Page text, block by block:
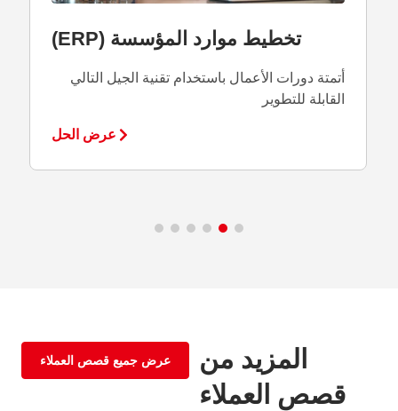
تخطيط موارد المؤسسة (ERP)
أتمتة دورات الأعمال باستخدام تقنية الجيل التالي
القابلة للتطوير
عرض الحل
المزيد من
قصص العملاء
عرض جميع قصص العملاء